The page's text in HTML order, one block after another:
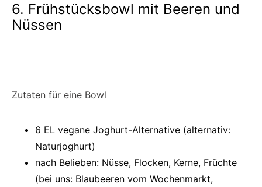
6. Frühstücksbowl mit Beeren und
Nüssen
Zutaten für eine Bowl
6 EL vegane Joghurt-Alternative (alternativ:
Naturjoghurt)
nach Belieben: Nüsse, Flocken, Kerne, Früchte
(bei uns: Blaubeeren vom Wochenmarkt,